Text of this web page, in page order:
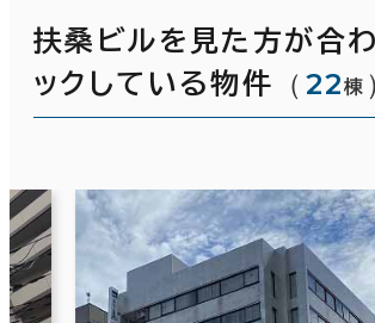
扶桑ビルを見た方が合
ックしている物件
（ 22棟